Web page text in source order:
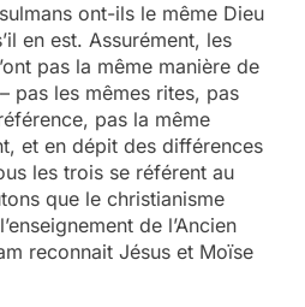
ont-ils le même Dieu
en est. Assurément, les
pas la même manière de
pas les mêmes rites, pas
pas la même
et en dépit des différences
les trois se référent au
que le christianisme
de l’Ancien
reconnait Jésus et Moïse